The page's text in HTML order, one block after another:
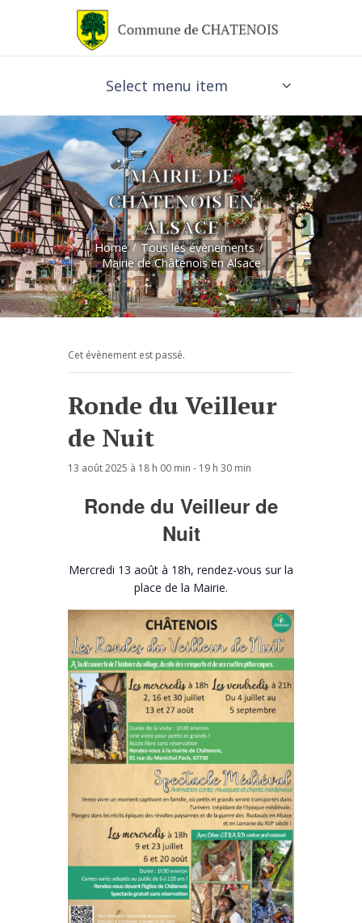
Select menu item
MAIRIE DE
CHÂTENOIS EN
ALSACE
Home
Tous les évènements
Mairie de Châtenois en Alsace
Cet évènement est passé.
Ronde du Veilleur
de Nuit
13 août 2025 à 18 h 00 min - 19 h 30 min
Ronde du Veilleur de
Nuit
Mercredi 13 août à 18h, rendez-vous sur la
place de la Mairie.